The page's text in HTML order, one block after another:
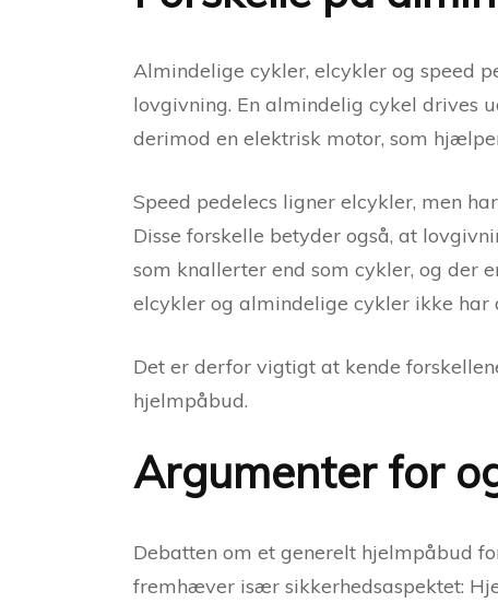
Almindelige cykler, elcykler og speed
lovgivning. En almindelig cykel drives
derimod en elektrisk motor, som
Speed pedelecs ligner elcykler, men
Disse forskelle betyder også, at
som knallerter end som cykler, og der
elcykler og almindelige cykler ikke har
Det er derfor vigtigt at kende
hjelmpåbud.
Argumenter for
Debatten om et generelt hjelmpåbud
fremhæver især sikkerhedsaspektet: